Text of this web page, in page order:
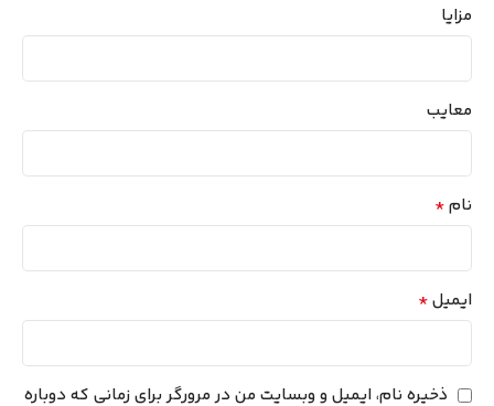
مزایا
معایب
نام*
ایمیل*
ذخیره نام، ایمیل و وبسایت من در مرورگر برای زمانی که دوباره